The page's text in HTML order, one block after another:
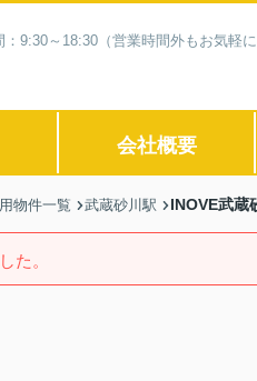
：9:30～18:30（営業時間外もお気
会社概要
物件一覧 武蔵砂川駅 INOVE武蔵
た。